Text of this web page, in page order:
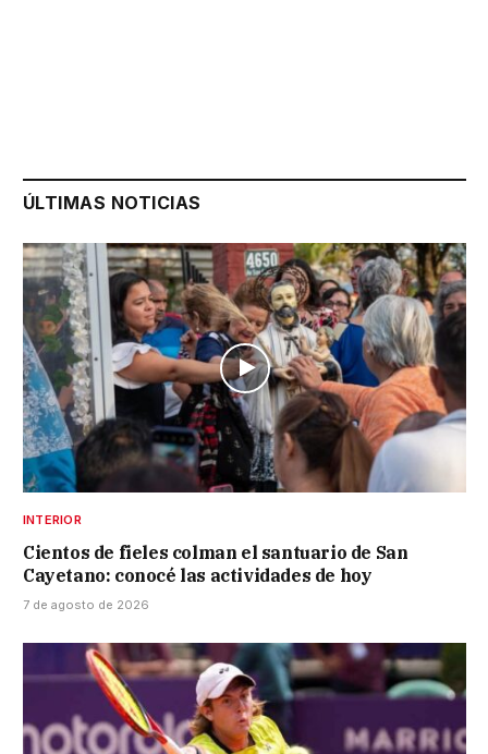
ÚLTIMAS NOTICIAS
INTERIOR
Cientos de fieles colman el santuario de San
Cayetano: conocé las actividades de hoy
7 de agosto de 2026